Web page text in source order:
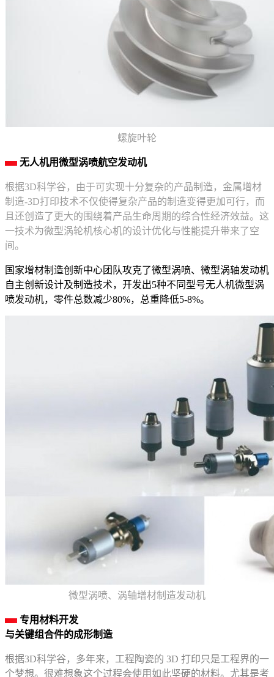
螺旋叶轮
无人机用微型涡喷航空发动机
根据3D科学谷，由于可实现十分复杂的产品制造，金属增材
制造-3D打印技术不仅使得复杂产品的制造变得更加可行，而
且还创造了更大的围绕着产品生命周期的综合性经济效益。这
一技术为微型涡轮机核心机的设计优化与性能提升带来了空
间。
国家增材制造创新中心团队攻克了微型涡喷、微型涡轴发动机
自主创新设计及制造技术，开发出5种不同型号无人机微型涡
喷发动机，零件总数减少80%，总重降低5-8%。
微型涡喷、涡轴增材制造发动机
专用材料开发
与关键组合件的成形制造
根据3D科学谷，多年来，工程陶瓷的 3D 打印只是工程界的一
个梦想。很难想象这个过程会使用如此坚硬的材料。尤其是考